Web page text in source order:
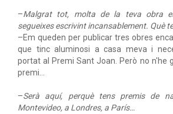
–Malgrat tot, molta de la teva obra
segueixes escrivint incansablement. Què
–Em queden per publicar tres obres
que tinc aluminosi a casa meva i
portat al Premi Sant Joan. Però no n'he
premi…
–Serà aquí, perquè tens premis de
Montevideo, a Londres, a París…